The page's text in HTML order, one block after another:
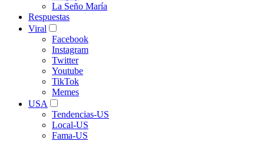
La Seño María
Respuestas
Viral
Facebook
Instagram
Twitter
Youtube
TikTok
Memes
USA
Tendencias-US
Local-US
Fama-US